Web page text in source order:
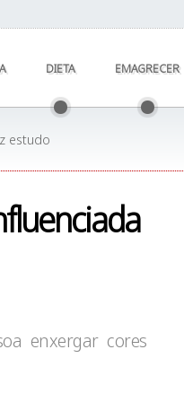
DIETA EMAGRECER
estudo
enxergar cores